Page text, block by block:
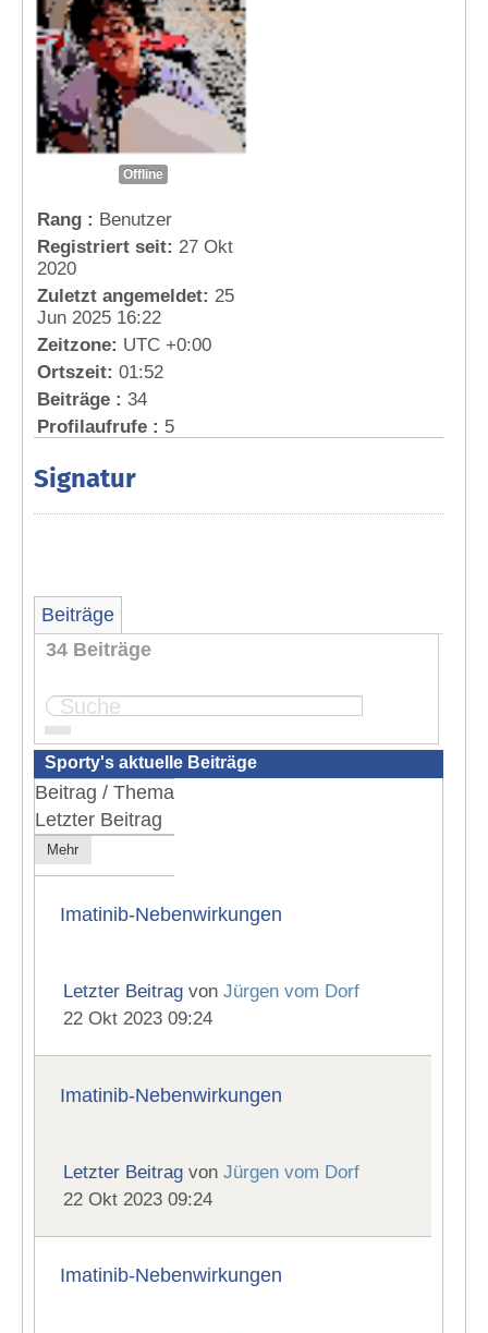
Offline
Rang : Benutzer
Registriert seit: 27 Okt
2020
Zuletzt angemeldet: 25
Jun 2025 16:22
Zeitzone: UTC +0:00
Ortszeit: 01:52
Beiträge : 34
Profilaufrufe : 5
Signatur
Beiträge
34 Beiträge
Seite: 1
Sporty's aktuelle Beiträge
Beitrag / Thema
Letzter Beitrag
Mehr
Imatinib-Nebenwirkungen
Letzter Beitrag vonJürgen vom Dorf
22 Okt 2023 09:24
Imatinib-Nebenwirkungen
Letzter Beitrag vonJürgen vom Dorf
22 Okt 2023 09:24
Imatinib-Nebenwirkungen